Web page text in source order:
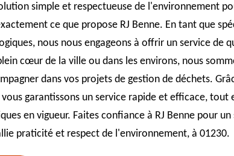
simple et respectueuse de l'environnement
ce que propose RJ Benne. En tant que
nous nous engageons à offrir un service de
cœur de la ville ou dans les environs, nous
dans vos projets de gestion de déchets.
garantissons un service rapide et efficace, tout
en vigueur. Faites confiance à RJ Benne pour
praticité et respect de l'environnement, à 01230.